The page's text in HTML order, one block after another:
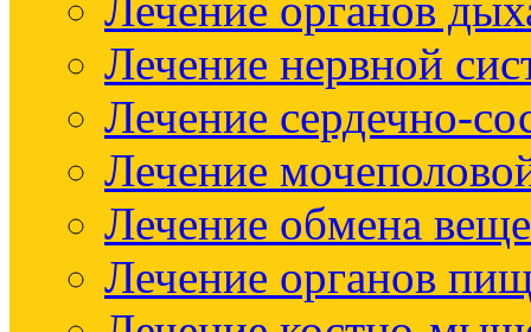
Лечение нервной
Лечение сердечно-
Лечение
Лечение обмена
Лечение органов